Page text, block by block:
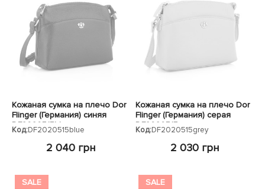
Кожаная сумка на плечо Dor
Flinger (Германия) синяя
DF2020515blue
Код:DF2020515blue
2 040 грн
Кожаная сумка на плечо Dor
Flinger (Германия) серая
DF2020515grey
Код:DF2020515grey
2 030 грн
SALE SALE